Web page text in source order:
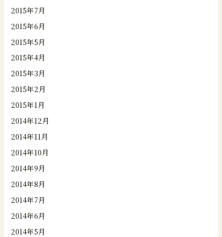
2015年7月
2015年6月
2015年5月
2015年4月
2015年3月
2015年2月
2015年1月
2014年12月
2014年11月
2014年10月
2014年9月
2014年8月
2014年7月
2014年6月
2014年5月